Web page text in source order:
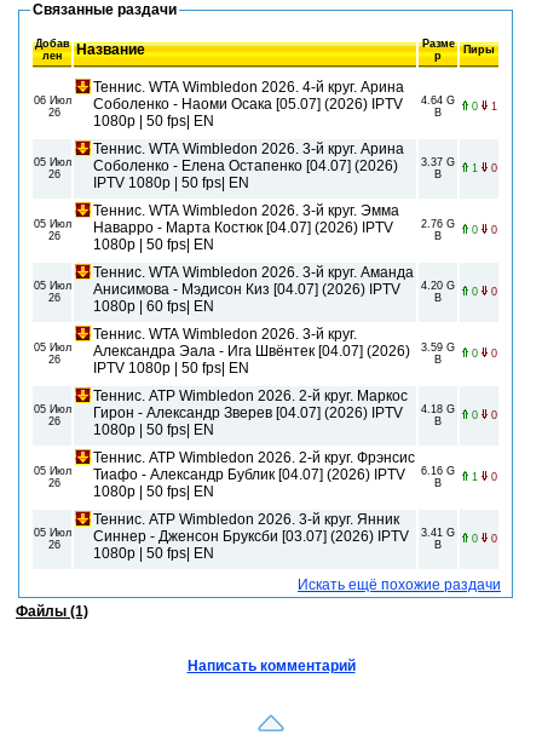
Связанные раздачи
Добав
лен
Название
Разме
р
Пиры
06 Июл
26
Теннис. WTA Wimbledon 2026. 4-й круг. Арина
Соболенко - Наоми Осака [05.07] (2026) IPTV
1080р | 50 fps| EN
4.64 G
B
0 1
05 Июл
26
Теннис. WTA Wimbledon 2026. 3-й круг. Арина
Соболенко - Елена Остапенко [04.07] (2026)
IPTV 1080р | 50 fps| EN
3.37 G
B
1 0
05 Июл
26
Теннис. WTA Wimbledon 2026. 3-й круг. Эмма
Наварро - Марта Костюк [04.07] (2026) IPTV
1080р | 50 fps| EN
2.76 G
B
0 0
05 Июл
26
Теннис. WTA Wimbledon 2026. 3-й круг. Аманда
Анисимова - Мэдисон Киз [04.07] (2026) IPTV
1080р | 60 fps| EN
4.20 G
B
0 0
05 Июл
26
Теннис. WTA Wimbledon 2026. 3-й круг.
Александра Эала - Ига Швёнтек [04.07] (2026)
IPTV 1080р | 50 fps| EN
3.59 G
B
0 0
05 Июл
26
Теннис. ATP Wimbledon 2026. 2-й круг. Маркос
Гирон - Александр Зверев [04.07] (2026) IPTV
1080р | 50 fps| EN
4.18 G
B
0 0
05 Июл
26
Теннис. ATP Wimbledon 2026. 2-й круг. Фрэнсис
Тиафо - Александр Бублик [04.07] (2026) IPTV
1080р | 50 fps| EN
6.16 G
B
1 0
05 Июл
26
Теннис. ATP Wimbledon 2026. 3-й круг. Янник
Синнер - Дженсон Бруксби [03.07] (2026) IPTV
1080р | 50 fps| EN
3.41 G
B
0 0
Искать ещё похожие раздачи
Файлы (1)
Написать комментарий